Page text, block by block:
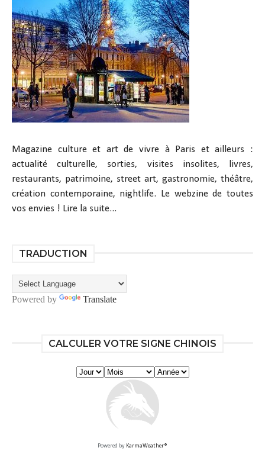
Magazine culture et art de vivre à Paris et ailleurs :
actualité culturelle, sorties, visites insolites, livres,
restaurants, patrimoine, street art, gastronomie, théâtre,
création contemporaine, nightlife. Le webzine de toutes
vos envies ! Lire la suite...
TRADUCTION
Powered by Translate
CALCULER VOTRE SIGNE CHINOIS
Powered by KarmaWeather®